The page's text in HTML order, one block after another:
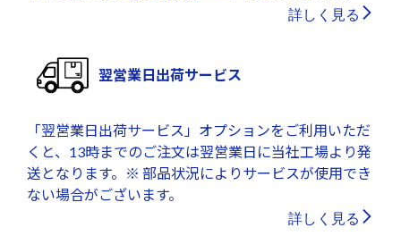
詳しく見る
翌営業日出荷サービス
「翌営業日出荷サービス」オプションをご利用いただ
くと、13時までのご注文は翌営業日に当社工場より発
送となります。※ 部品状況によりサービスが使用でき
ない場合がございます。
詳しく見る